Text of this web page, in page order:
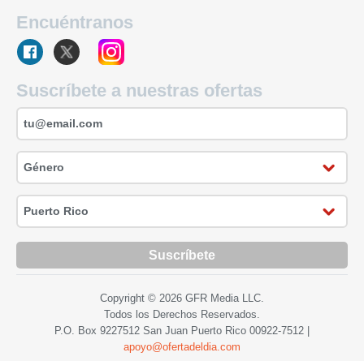
Encuéntranos
Suscríbete a nuestras ofertas
Suscríbete
Copyright © 2026 GFR Media LLC.
Todos los Derechos Reservados.
P.O. Box 9227512 San Juan Puerto Rico 00922-7512 |
apoyo@ofertadeldia.com